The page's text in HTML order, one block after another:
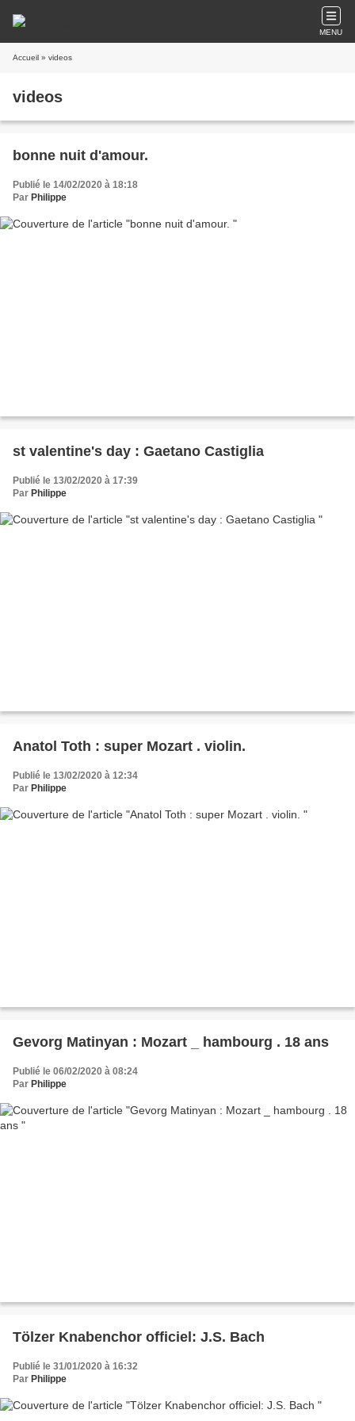
MENU
Accueil » videos
videos
bonne nuit d'amour.
Publié le 14/02/2020 à 18:18
Par Philippe
st valentine's day : Gaetano Castiglia
Publié le 13/02/2020 à 17:39
Par Philippe
Anatol Toth : super Mozart . violin.
Publié le 13/02/2020 à 12:34
Par Philippe
Gevorg Matinyan : Mozart _ hambourg . 18 ans
Publié le 06/02/2020 à 08:24
Par Philippe
Tölzer Knabenchor officiel: J.S. Bach
Publié le 31/01/2020 à 16:32
Par Philippe